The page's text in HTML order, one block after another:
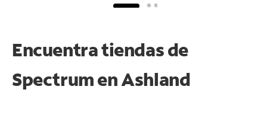
Encuentra tiendas de
Spectrum enAshland